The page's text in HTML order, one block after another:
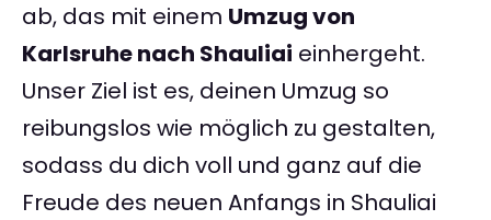
ab, das mit einem Umzug von
Karlsruhe nach Shauliai einhergeht.
Unser Ziel ist es, deinen Umzug so
reibungslos wie möglich zu gestalten,
sodass du dich voll und ganz auf die
Freude des neuen Anfangs in Shauliai